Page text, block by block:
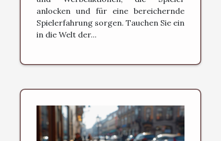
anlocken und für eine bereichernde
Spielerfahrung sorgen. Tauchen Sie ein
in die Welt der...